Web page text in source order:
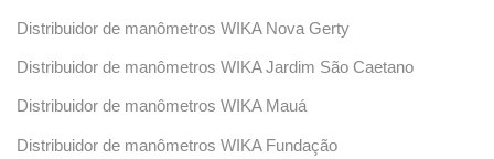
Distribuidor de manômetros WIKA Nova Gerty
Distribuidor de manômetros WIKA Jardim São Caetano
Distribuidor de manômetros WIKA Mauá
Distribuidor de manômetros WIKA Fundação